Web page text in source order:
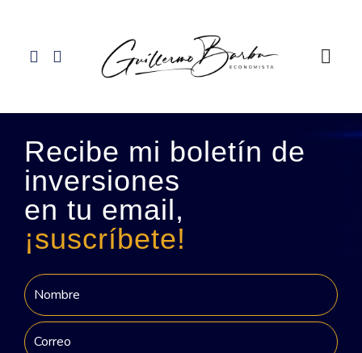
Recibe mi boletín de
inversiones
en tu email,
¡suscríbete!